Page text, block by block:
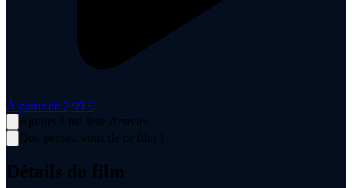
À partir de 2,99 €
Ajouter à ma liste d'envies
Que pensez-vous de ce film ?
Détails du film